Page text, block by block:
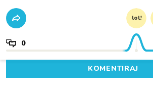
lol!
0
KOMENTIRAJ